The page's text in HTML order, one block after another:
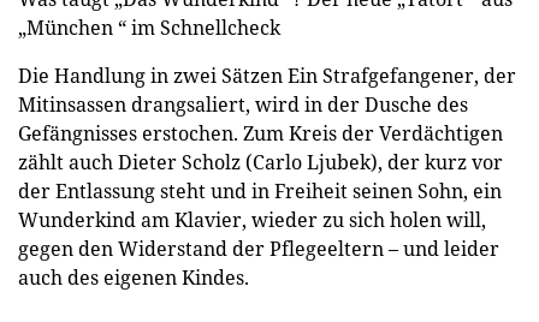
„München “ im Schnellcheck
Die Handlung in zwei Sätzen Ein Strafgefangener, der
Mitinsassen drangsaliert, wird in der Dusche des
Gefängnisses erstochen. Zum Kreis der Verdächtigen
zählt auch Dieter Scholz (Carlo Ljubek), der kurz vor
der Entlassung steht und in Freiheit seinen Sohn, ein
Wunderkind am Klavier, wieder zu sich holen will,
gegen den Widerstand der Pflegeeltern – und leider
auch des eigenen Kindes.